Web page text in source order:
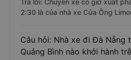
Trả lời: Chuyến xe có giờ xuất
2:30 là của nhà xe Cửa Ông
Câu hỏi: Nhà xe đi Đà Nẵng
Quảng Bình nào khởi hành